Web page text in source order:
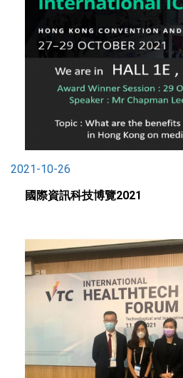
2021-10-26
國際資訊科技博覽2021